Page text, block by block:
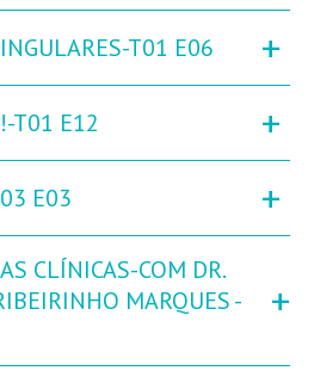
T01 E06 +
T01 E12 +
E03 +
CLÍNICAS-COM DR.
MARQUES -
+